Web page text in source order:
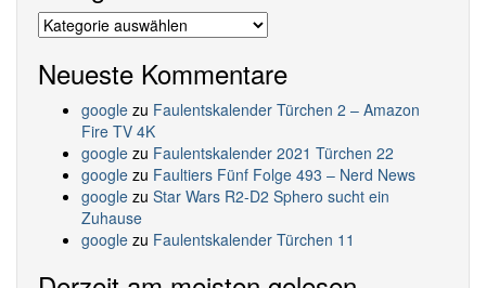
Kategorien
Neueste Kommentare
google zu Faulentskalender Türchen 2 – Amazon
Fire TV 4K
google zu Faulentskalender 2021 Türchen 22
google zu Faultiers Fünf Folge 493 – Nerd News
google zu Star Wars R2-D2 Sphero sucht ein
Zuhause
google zu Faulentskalender Türchen 11